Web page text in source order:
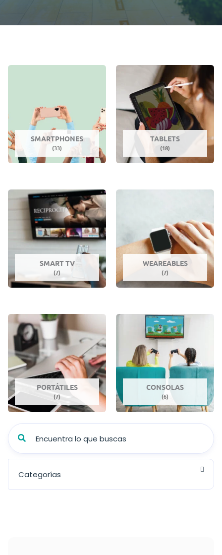
SMARTPHONES
(33)
TABLETS
(18)
SMART TV
(7)
WEAREABLES
(7)
PORTÁTILES
(7)
CONSOLAS
(6)